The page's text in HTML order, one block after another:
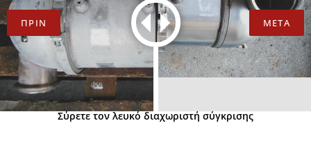
Σύρετε τον λευκό διαχωριστή σύγκρισης